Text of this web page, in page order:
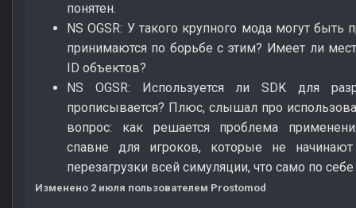
понятен.
NS OGSR: У такого крупного мода могут
принимаются по борьбе с этим? Имеет ли
ID объектов?
NS OGSR: Используется ли SDK для
прописывается? Плюс, слышал про
вопрос: как решается проблема
спавне для игроков, которые не
перезагрузки всей симуляции, что само по
Изменено 2 июля пользователем Prostomod